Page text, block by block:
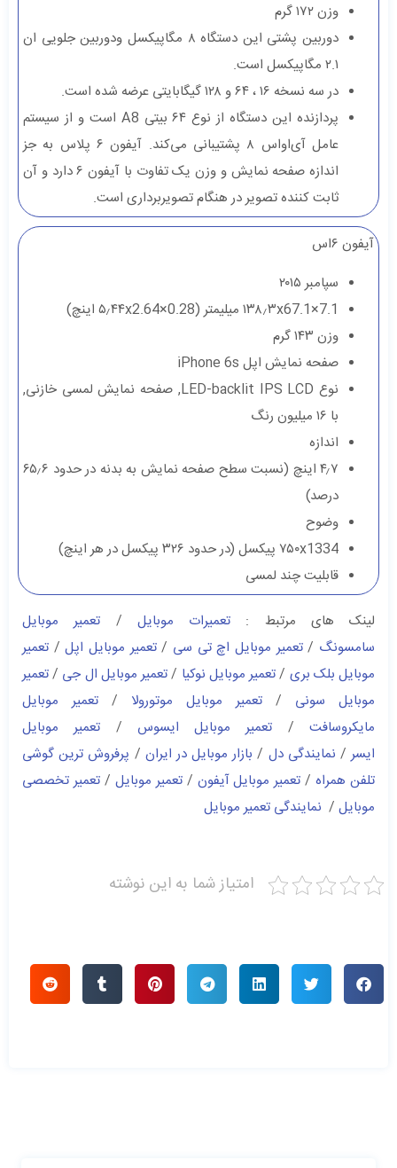
وزن ۱۷۲ گرم
دوربین پشتی این دستگاه ۸ مگاپیکسل ودوربین جلویی ان
۲.۱ مگاپیکسل است.
در سه نسخه ۱۶ ، ۶۴ و ۱۲۸ گیگابایتی عرضه شده است.
پردازنده این دستگاه از نوع ۶۴ بیتی A8 است و از سیستم
عامل آی‌او‌اس ۸ پشتیبانی می‌کند. آیفون ۶ پلاس به جز
اندازه صفحه نمایش و وزن یک تفاوت با آیفون ۶ دارد و آن
ثابت کننده تصویر در هنگام تصویربرداری است.
آیفون ۶اس
سپامبر ۲۰۱۵
۱۳۸٫۳x67.1×7.1 میلیمتر (۵٫۴۴x2.64×0.28 اینچ)
وزن ۱۴۳ گرم
صفحه نمایش اپل iPhone 6s
نوع LED-backlit IPS LCD, صفحه نمایش لمسی خازنی,
با ۱۶ میلیون رنگ
اندازه
۴٫۷ اینچ (نسبت سطح صفحه نمایش به بدنه در حدود ۶۵٫۶
درصد)
وضوح
۷۵۰x1334 پیکسل (در حدود ۳۲۶ پیکسل در هر اینچ)
قابلیت چند لمسی
لینک های مرتبط : تعمیرات موبایل / تعمیر موبایل
سامسونگ /تعمیر موبایل اچ تی سی /تعمیر موبایل اپل/ تعمیر
موبایل بلک بری /تعمیر موبایل نوکیا /تعمیر موبایل ال جی /تعمیر
موبایل سونی / تعمیر موبایل موتورولا / تعمیر موبایل
مایکروسافت/ تعمیر موبایل ایسوس / تعمیر موبایل
ایسر/ نمایندگی دل / بازار موبایل در ایران / پرفروش ترین گوشی
تلفن همراه/ تعمیر موبایل آیفون /تعمیر موبایل /تعمیر تخصصی
موبایل / نمایندگی تعمیر موبایل
امتیاز شما به این نوشته